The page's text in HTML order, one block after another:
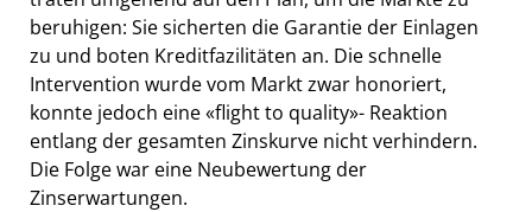
beruhigen: Sie sicherten die Garantie der Einlagen
zu und boten Kreditfazilitäten an. Die schnelle
Intervention wurde vom Markt zwar honoriert,
konnte jedoch eine «flight to quality»- Reaktion
entlang der gesamten Zinskurve nicht verhindern.
Die Folge war eine Neubewertung der
Zinserwartungen.